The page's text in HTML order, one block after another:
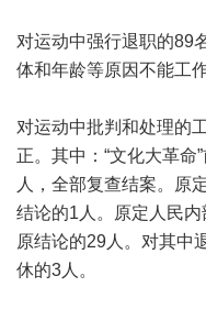
对运动中强行退职的89
体和年龄等原因不能工
对运动中批判和处理的
正。其中：“文化大革命
人，全部复查结案。原
结论的1人。原定人民
原结论的29人。对其中
休的3人。